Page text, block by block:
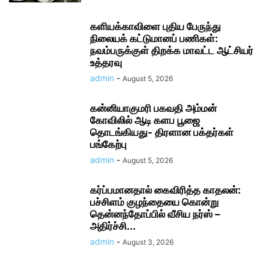
களியக்காவிளை புதிய பேருந்து
நிலையக் கட்டுமானப் பணிகள்:
நவம்பருக்குள் திறக்க மாவட்ட ஆட்சியர்
உத்தரவு
admin - August 5, 2026
கன்னியாகுமரி பகவதி அம்மன்
கோவிலில் ஆடி களப பூஜை
தொடங்கியது- திரளான பக்தர்கள்
பங்கேற்பு
admin - August 5, 2026
கர்ப்பமானதால் கைவிரித்த காதலன்:
பச்சிளம் குழந்தையை கொன்று
தென்னந்தோப்பில் வீசிய நர்ஸ் –
அதிர்ச்சி...
admin - August 3, 2026